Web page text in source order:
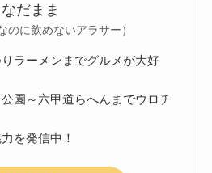
なだまま
のに飲めないアラサー）
ラーメンまでグルメが大好
園～六甲道らへんまでウロチ
を発信中！